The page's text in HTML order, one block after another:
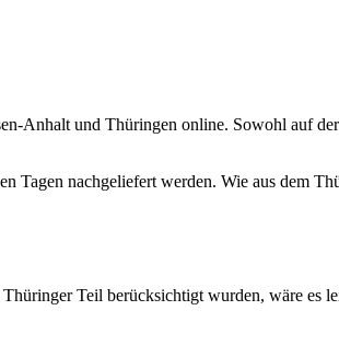
Anhalt und Thüringen online. Sowohl auf
Tagen nachgeliefert werden. Wie aus dem
Teil berücksichtigt wurden, wäre es